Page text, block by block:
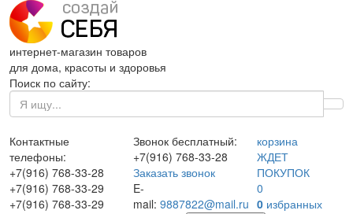
интернет-магазин товаров
для дома, красоты и здоровья
Поиск по сайту:
Контактные
телефоны:
+7(916) 768-33-28
+7(916) 768-33-29
+7(916) 768-33-29
Звонок бесплатный:
+7(916) 768-33-28
Заказать звонок
E-
mail: 9887822@mail.ru
корзина
ЖДЕТ
ПОКУПОК
0
0избранных